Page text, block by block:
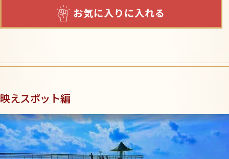
お気に入りに入れる
映えスポット編